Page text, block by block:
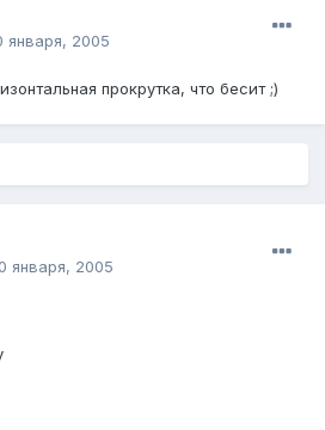
января, 2005
прокрутка, что бесит ;)
января, 2005